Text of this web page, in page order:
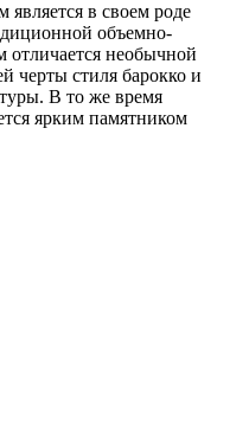
в своем роде
объемно-
отличается необычной
черты стиля барокко и
В то же время
ярким памятником